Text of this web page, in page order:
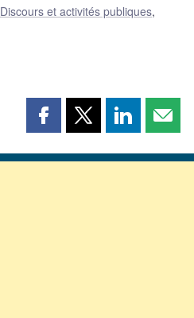
Discours et activités publiques,
Partager
page
Partager
page
Partager
page page